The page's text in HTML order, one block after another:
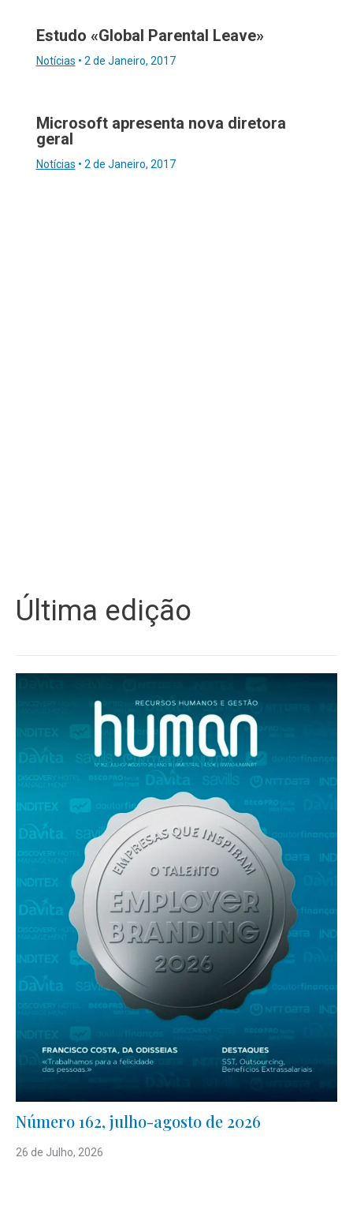
Estudo «Global Parental Leave»
Notícias • 2 de Janeiro, 2017
Microsoft apresenta nova diretora
geral
Notícias • 2 de Janeiro, 2017
Última edição
Número 162, julho-agosto de 2026
26 de Julho, 2026